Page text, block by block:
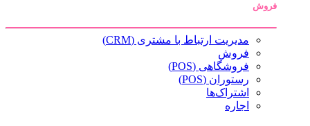
فروش
مدیریت ارتباط با مشتری (CRM)
فروش
فروشگاهی (POS)
رستوران (POS)
اشتراک‌ها
اجاره